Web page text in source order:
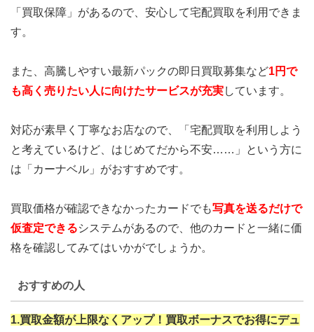
「買取保障」があるので、安心して宅配買取を利用できま
す。
また、高騰しやすい最新パックの即日買取募集など1円で
も高く売りたい人に向けたサービスが充実しています。
対応が素早く丁寧なお店なので、「宅配買取を利用しよう
と考えているけど、はじめてだから不安……」という方に
は「カーナベル」がおすすめです。
買取価格が確認できなかったカードでも写真を送るだけで
仮査定できるシステムがあるので、他のカードと一緒に価
格を確認してみてはいかがでしょうか。
おすすめの人
1.買取金額が上限なくアップ！買取ボーナスでお得にデュ